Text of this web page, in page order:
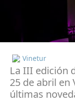
Vinetur
La III edición
25 de abril en
últimas